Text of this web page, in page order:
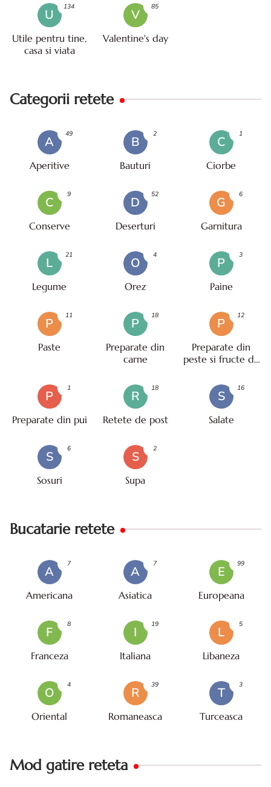
U
Utile pentru tine,
casa si viata
134
V
Valentine's day
85
Categorii retete
A
Aperitive
49
B
Bauturi
2
C
Ciorbe
1
C
Conserve
9
D
Deserturi
52
G
Garnitura
6
L
Legume
21
O
Orez
4
P
Paine
3
P
Paste
11
P
Preparate din
carne
18
P
Preparate din
peste si fructe de
12
P
Preparate din pui
1
R
Retete de post
18
S
Salate
16
S
Sosuri
6
S
Supa
2
Bucatarie retete
A
Americana
7
A
Asiatica
7
E
Europeana
99
F
Franceza
8
I
Italiana
19
L
Libaneza
5
O
Oriental
4
R
Romaneasca
39
T
Turceasca
3
Mod gatire reteta